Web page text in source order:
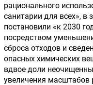
рационального
санитарии для всех», в
постановили «к 2030
посредством
сброса отходов и
опасных химических
вдвое доли
увеличения масштабов